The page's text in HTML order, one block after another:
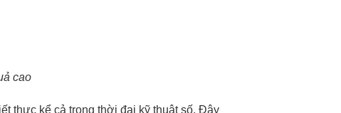
cao
thực kể cả trong thời đại kỹ thuật số. Đây